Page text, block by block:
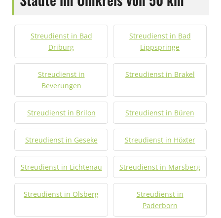
Streudienst in Bad
Driburg
Streudienst in Bad
Lippspringe
Streudienst in
Beverungen
Streudienst in Brakel
Streudienst in Brilon Streudienst in Büren
Streudienst in Geseke Streudienst in Höxter
Streudienst in Lichtenau Streudienst in Marsberg
Streudienst in Olsberg
Streudienst in
Paderborn